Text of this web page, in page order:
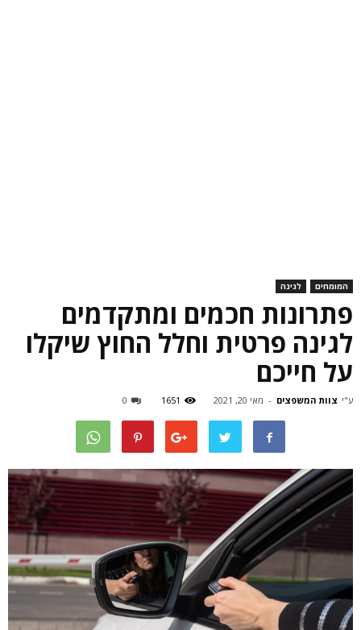
המומחים לגינה
פתרונות חכמים ומתקדמים
לגינה פרטית וחלל החוץ שיקלו
על חייכם
ע"י צוות המשפצים - מאי 20, 2021 1651
0